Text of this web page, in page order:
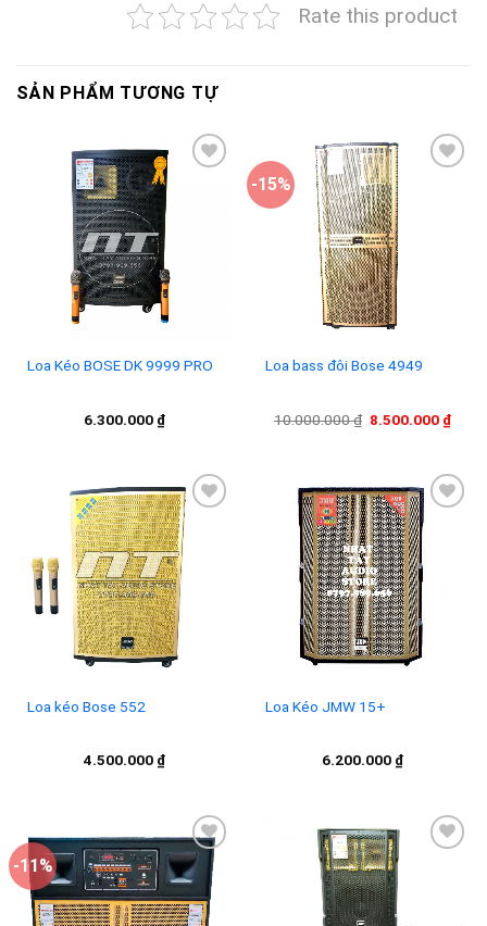
Rate this product
SẢN PHẨM TƯƠNG TỰ
Loa Kéo BOSE DK 9999 PRO
6.300.000 ₫
-15%
Loa bass đôi Bose 4949
10.000.000₫ Giá
8.500.000 ₫Giá
Add to
wishlist
Loa kéo Bose 552
4.500.000 ₫
Add to
wishlist
Loa Kéo JMW 15+
6.200.000 ₫
-11%
Add to
wishlist